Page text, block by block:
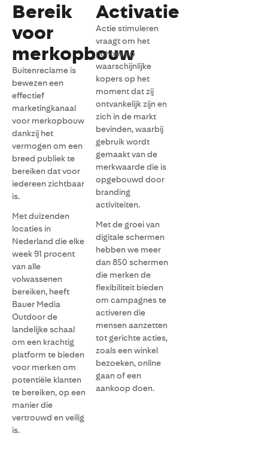
Bereik
voor
merkopbouw
Buitenreclame is
bewezen een
effectief
marketingkanaal
voor merkopbouw
dankzij het
vermogen om een
breed publiek te
bereiken dat voor
iedereen zichtbaar
is.
Met duizenden
locaties in
Nederland die elke
week 91 procent
van alle
volwassenen
bereiken, heeft
Bauer Media
Outdoor de
landelijke schaal
om een krachtig
platform te bieden
voor merken om
potentiële klanten
te bereiken, op een
manier die
vertrouwd en veilig
is.
Activatie
Actie stimuleren
vraagt om het
richten op
waarschijnlijke
kopers op het
moment dat zij
ontvankelijk zijn en
zich in de markt
bevinden, waarbij
gebruik wordt
gemaakt van de
merkwaarde die is
opgebouwd door
branding
activiteiten.
Met de groei van
digitale schermen
hebben we meer
dan 850 schermen
die merken de
flexibiliteit bieden
om campagnes te
activeren die
mensen aanzetten
tot gerichte acties,
zoals een winkel
bezoeken, online
gaan of een
aankoop doen.